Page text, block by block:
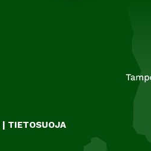
| TIETOSUOJA